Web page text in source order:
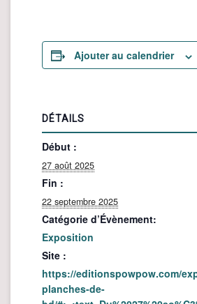
Ajouter au calendrier
DÉTAILS
Début :
27 août 2025
Fin :
22 septembre 2025
Catégorie d’Évènement:
Exposition
Site :
https://editionspowpow.com/
planches-de-